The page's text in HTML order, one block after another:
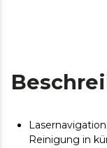
Reinigung in